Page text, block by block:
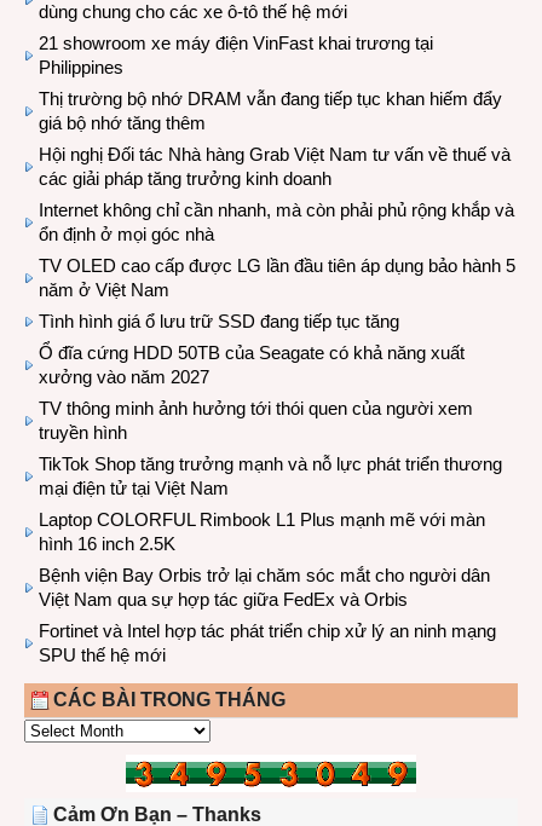
dùng chung cho các xe ô-tô thế hệ mới
21 showroom xe máy điện VinFast khai trương tại
Philippines
Thị trường bộ nhớ DRAM vẫn đang tiếp tục khan hiếm đẩy
giá bộ nhớ tăng thêm
Hội nghị Đối tác Nhà hàng Grab Việt Nam tư vấn về thuế và
các giải pháp tăng trưởng kinh doanh
Internet không chỉ cần nhanh, mà còn phải phủ rộng khắp và
ổn định ở mọi góc nhà
TV OLED cao cấp được LG lần đầu tiên áp dụng bảo hành 5
năm ở Việt Nam
Tình hình giá ổ lưu trữ SSD đang tiếp tục tăng
Ổ đĩa cứng HDD 50TB của Seagate có khả năng xuất
xưởng vào năm 2027
TV thông minh ảnh hưởng tới thói quen của người xem
truyền hình
TikTok Shop tăng trưởng mạnh và nỗ lực phát triển thương
mại điện tử tại Việt Nam
Laptop COLORFUL Rimbook L1 Plus mạnh mẽ với màn
hình 16 inch 2.5K
Bệnh viện Bay Orbis trở lại chăm sóc mắt cho người dân
Việt Nam qua sự hợp tác giữa FedEx và Orbis
Fortinet và Intel hợp tác phát triển chip xử lý an ninh mạng
SPU thế hệ mới
CÁC BÀI TRONG THÁNG
CÁC
THÁNG
Cảm Ơn Bạn – Thanks